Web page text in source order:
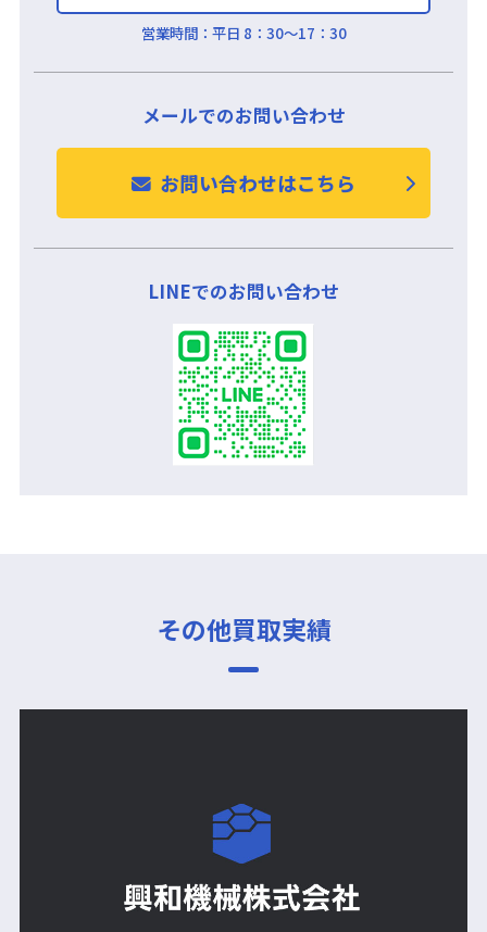
営業時間： 平日 8：30～17：30
メールでのお問い合わせ
お問い合わせはこちら
LINEでのお問い合わせ
その他買取実績